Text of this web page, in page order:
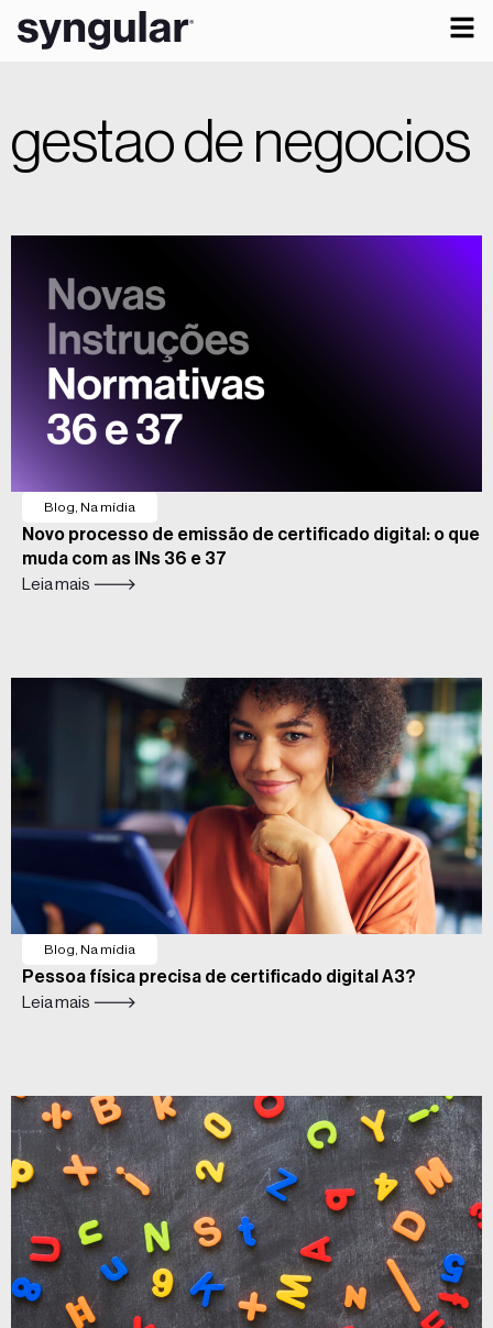
gestao de negocios
Blog Na mídia
Novo processo de emissão de certificado digital: o que
muda com as INs 36 e 37
Leia mais 🡒
Blog Na mídia
Pessoa física precisa de certificado digital A3?
Leia mais 🡒